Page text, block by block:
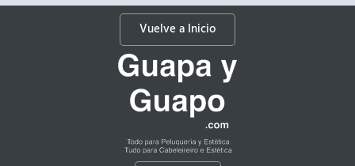
Vuelve a Inicio